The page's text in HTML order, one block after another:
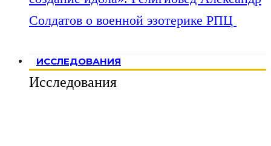
Солдатов о военной эзотерике РПЦ
ИССЛЕДОВАНИЯ
Исследования